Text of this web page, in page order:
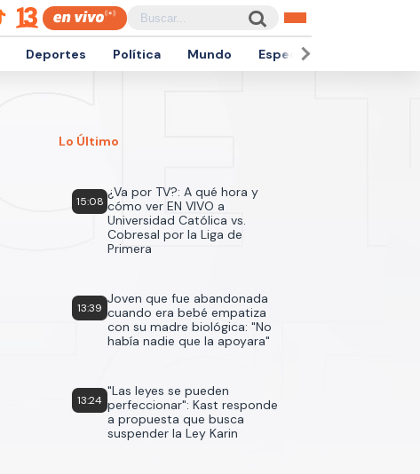
Deportes Política Mundo Espectáculos
Lo Último
15:08
¿Va por TV?: A qué hora y
cómo ver EN VIVO a
Universidad Católica vs.
Cobresal por la Liga de
Primera
13:39
Joven que fue abandonada
cuando era bebé empatiza
con su madre biológica: "No
había nadie que la apoyara"
13:24
"Las leyes se pueden
perfeccionar": Kast responde
a propuesta que busca
suspender la Ley Karin